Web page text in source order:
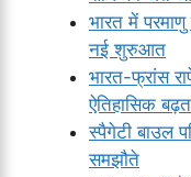
भारत में
नई शुरुआत
भारत-फ्रांस
ऐतिहासिक बढ़त
स्पैगेटी बाउल
समझौते